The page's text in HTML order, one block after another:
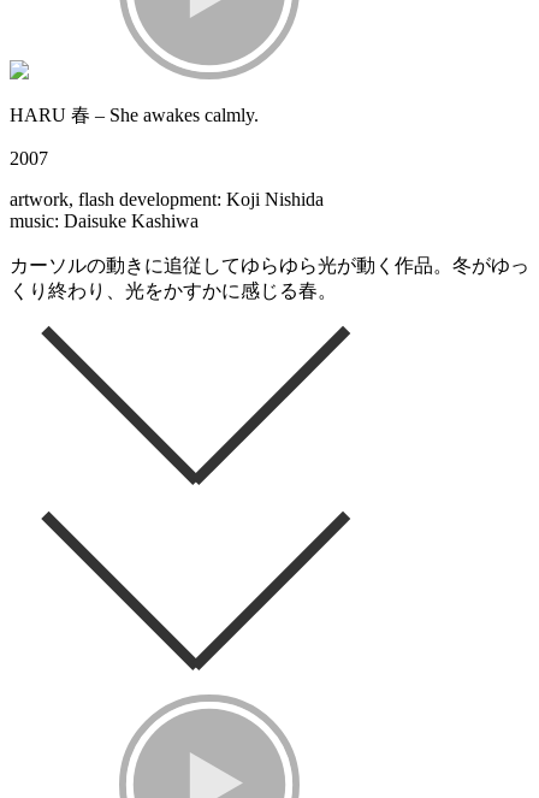
HARU 春 – She awakes calmly.
2007
artwork, flash development: Koji Nishida
music: Daisuke Kashiwa
カーソルの動きに追従してゆらゆら光が動く作品。冬がゆっ
くり終わり、光をかすかに感じる春。